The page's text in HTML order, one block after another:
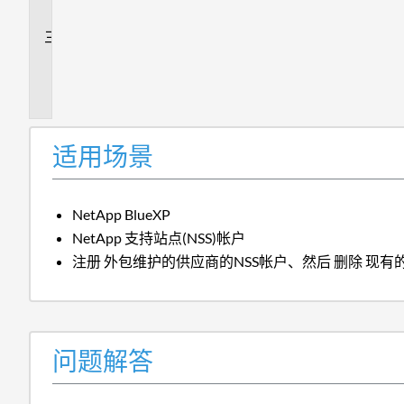
适用场景
NetApp BlueXP
NetApp 支持站点(NSS)帐户
注册 外包维护的供应商的NSS帐户、然后 删除 现有
问题解答